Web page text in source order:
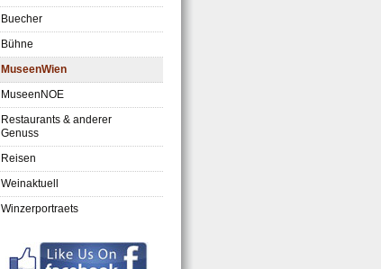
Buecher
Bühne
MuseenWien
MuseenNOE
Restaurants & anderer
Genuss
Reisen
Weinaktuell
Winzerportraets